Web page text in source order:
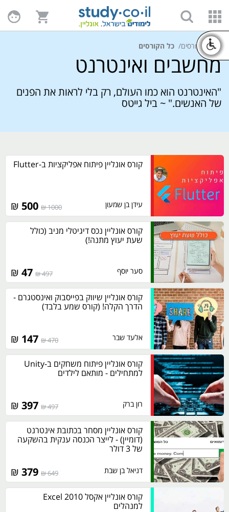
בית הקורסים כל הקורסים
מחשבים ואינטרנט
"האינטרנט הוא כמו העולם, רק בלי לראות את הפנים
של האנשים." ~ ביל גייטס
קורס אונליין פיתוח אפליקציות ב-Flutter
עידן בן שמעון 1000 ₪
₪
קורס אונליין נכס דיגיטלי מניב (כולל
שעת יעוץ מתנה!)
סער יוסף 497 ₪
₪
קורס אונליין שיווק בפייסבוק ואינסטגרם -
הדרך הקלה! (קורס שמע בלבד)
אלעד שבר 470 ₪
₪
קורס אונליין פיתוח משחקים ב-Unity
למתחילים - מותאם לילדים
רון ברק 497 ₪
₪
קורס אונליין מסחר בכתובת אינטרנט
(דומיין) - לייצר הכנסה ענקית בהשקעה
של 3 דולר
דניאל בן שבת 649 ₪
₪
קורס אונליין אקסל 2010 Excel
למנהלים